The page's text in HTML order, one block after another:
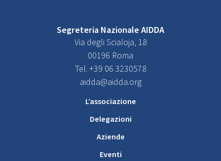
Segreteria Nazionale AIDDA
Via degli Scialoja, 18
00196 Roma
Tel. +39 06 3230578
aidda@aidda.org
L’associazione
Delegazioni
Aziende
Eventi